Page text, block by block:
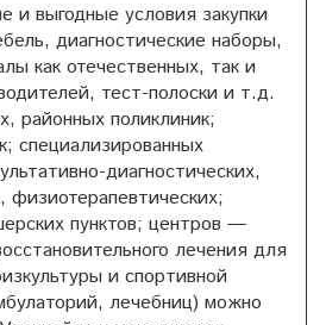
и выгодные условия закупки
диагностические наборы,
как отечественных, так и
тест-полоски и т.д.
районных поликлиник;
специализированных
диагностических,
физиотерапевтических;
пунктов; центров —
лечения для
и спортивной
лечебниц) можно